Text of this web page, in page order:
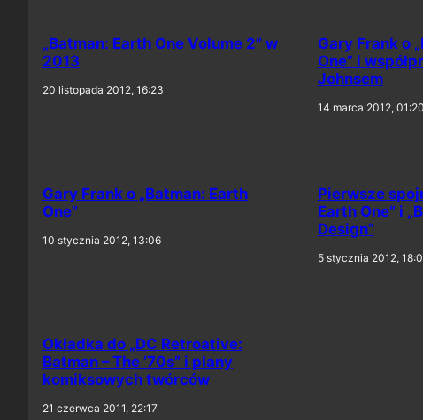
„Batman: Earth One Volume 2” w
2013
20 listopada 2012, 16:23
Gary Frank o
One” i
Johnsem
14 marca 2012, 01:20
Gary Frank o „Batman: Earth
One”
10 stycznia 2012, 13:06
Pierwsze
Earth One” i
Design”
5 stycznia 2012,
Okładka do „DC Retroative:
Batman – The ’70s” i plany
komiksowych twórców
21 czerwca 2011, 22:17